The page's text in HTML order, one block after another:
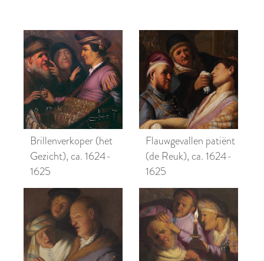
Brillenverkoper (het
Gezicht), ca. 1624-
1625
Flauwgevallen patiënt
(de Reuk), ca. 1624-
1625